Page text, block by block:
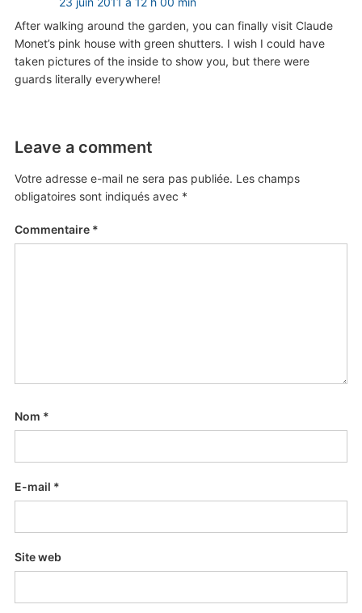
After walking around the garden, you can finally visit Claude
Monet’s pink house with green shutters. I wish I could have
taken pictures of the inside to show you, but there were
guards literally everywhere!
Leave a comment
Votre adresse e-mail ne sera pas publiée. Les champs
obligatoires sont indiqués avec *
Commentaire *
Nom *
E-mail *
Site web